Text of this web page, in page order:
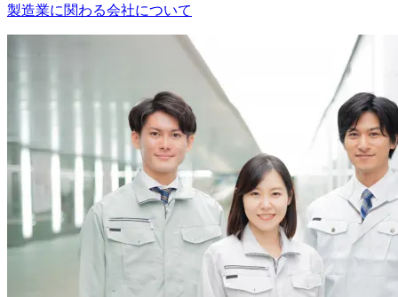
製造業に関わる会社について